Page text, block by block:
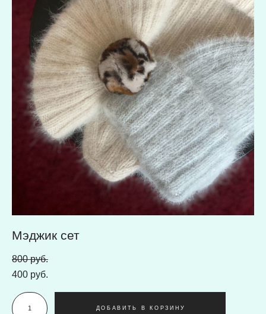
Мэджик сет
800 pуб.
400 pуб.
ДОБАВИТЬ В КОРЗИНУ